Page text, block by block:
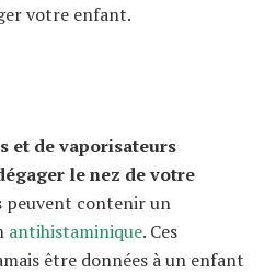
votre enfant.
et de vaporisateurs
le nez de votre
peuvent contenir un
antihistaminique. Ces
être données à un enfant